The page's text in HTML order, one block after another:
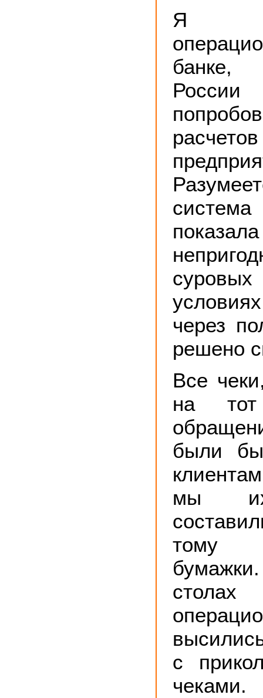
Я
банке,
через
решено
Все
на
были
мы их
тому
с
чеками.